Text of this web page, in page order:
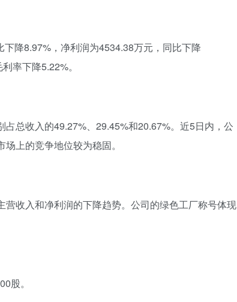
降8.97%，净利润为4534.38万元，同比下降
率下降5.22%。
总收入的49.27%、29.45%和20.67%。近5日内，公
上的竞争地位较为稳固。
收入和净利润的下降趋势。公司的绿色工厂称号体现
股。